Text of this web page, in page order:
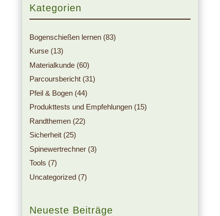
Kategorien
Bogenschießen lernen(83)
Kurse(13)
Materialkunde(60)
Parcoursbericht(31)
Pfeil & Bogen(44)
Produkttests und Empfehlungen(15)
Randthemen(22)
Sicherheit(25)
Spinewertrechner(3)
Tools (7)
Uncategorized(7)
Neueste Beiträge